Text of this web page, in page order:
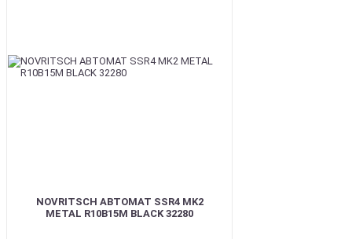
NOVRITSCH АВТОМАТ SSR4 MK2
METAL R10B15M BLACK 32280